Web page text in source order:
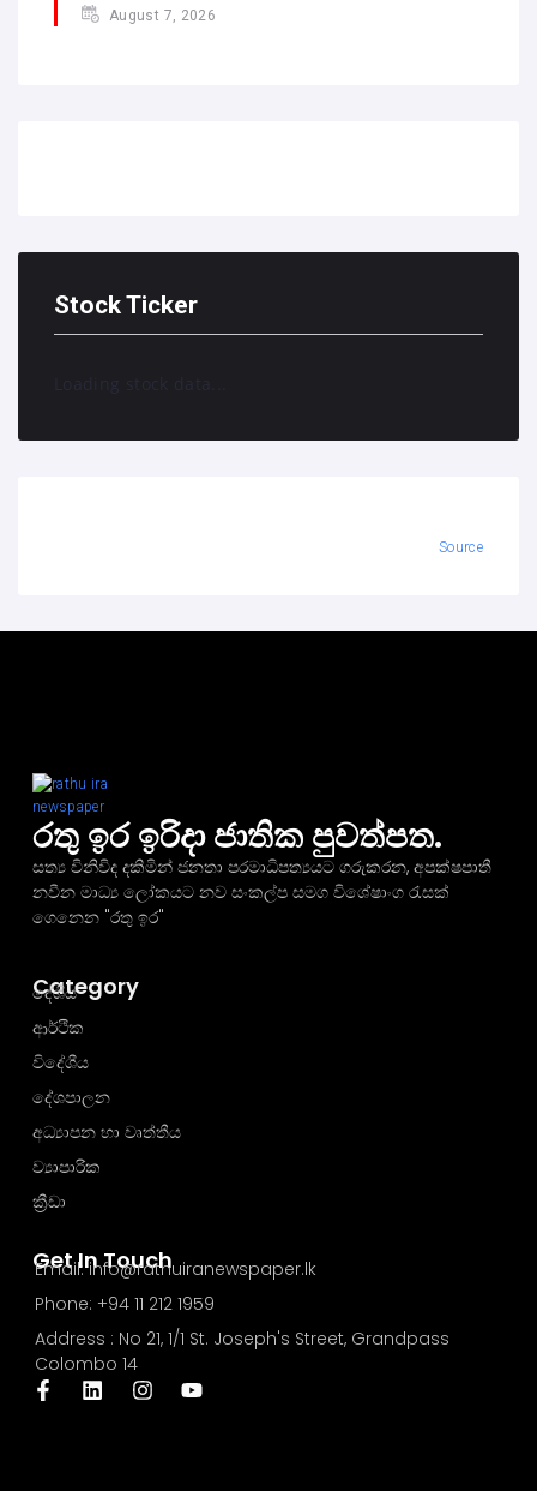
August 7, 2026
Stock Ticker
Loading stock data...
Source
රතු ඉර ඉරිදා ජාතික පුවත්පත.
සත්‍ය විනිවිද දකිමින් ජනතා පරමාධිපත්‍යයට ගරුකරන, අපක්ෂපාතී
නවීන මාධ්‍ය ලෝකයට නව සංකල්ප සමග විශේෂාංග රැසක්
ගෙනෙන "රතු ඉර"
Get In Touch
Email: info@rathuiranewspaper.lk
Phone: +94 11 212 1959
Address : No 21, 1/1 St. Joseph's Street, Grandpass
Colombo 14
Category
දේශීය
ආර්ථික
විදේශීය
දේශපාලන
අධ්‍යාපන හා වෘත්තීය
ව්‍යාපාරික
ක්‍රීඩා